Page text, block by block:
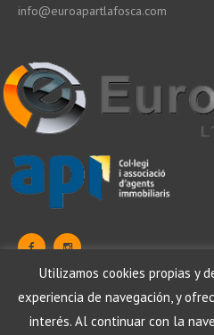
info@euroapartlafosca.com
Data Protection
Legal warning Política de cookies
Utilizamos cookies propias y
experiencia de navegación, y
interés. Al continuar con la